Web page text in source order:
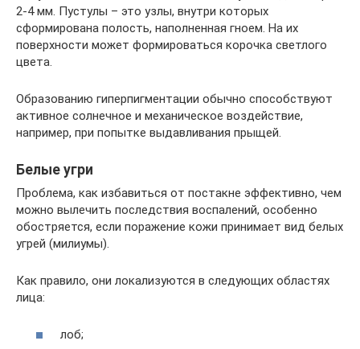
2-4 мм. Пустулы – это узлы, внутри которых
сформирована полость, наполненная гноем. На их
поверхности может формироваться корочка светлого
цвета.
Образованию гиперпигментации обычно способствуют
активное солнечное и механическое воздействие,
например, при попытке выдавливания прыщей.
Белые угри
Проблема, как избавиться от постакне эффективно, чем
можно вылечить последствия воспалений, особенно
обостряется, если поражение кожи принимает вид белых
угрей (милиумы).
Как правило, они локализуются в следующих областях
лица:
лоб;